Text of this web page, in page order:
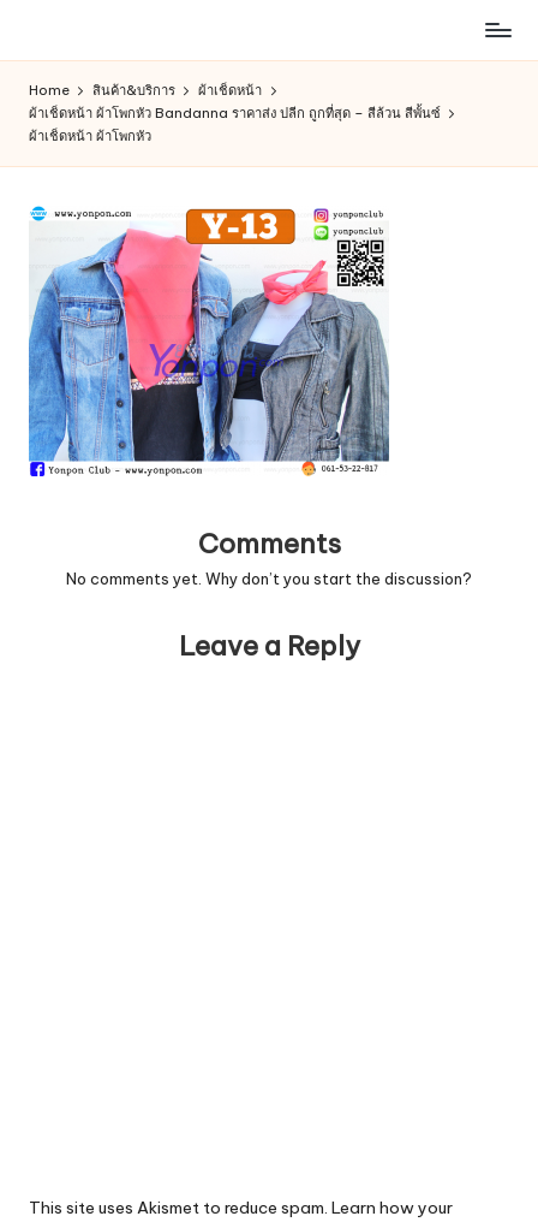
content
สินค้า
ออนไลน์
รัก
ช็อป
Home สินค้า&บริการ
ผ้าเช็ดหน้า
ผ้าเช็ดหน้า ผ้าโพกหัว Bandanna ราคาส่ง ปลีก ถูกที่สุด – สีล้วน สีพั้นซ์
ผ้าเช็ดหน้า ผ้าโพกหัว
Comments
No comments yet. Why don’t you start the discussion?
Leave a Reply
This site uses Akismet to reduce spam. Learn how your